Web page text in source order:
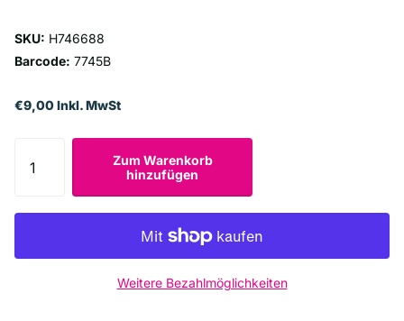
SKU: H746688
Barcode: 7745B
€9,00 Inkl. MwSt
Zum Warenkorb
hinzufügen
Weitere Bezahlmöglichkeiten